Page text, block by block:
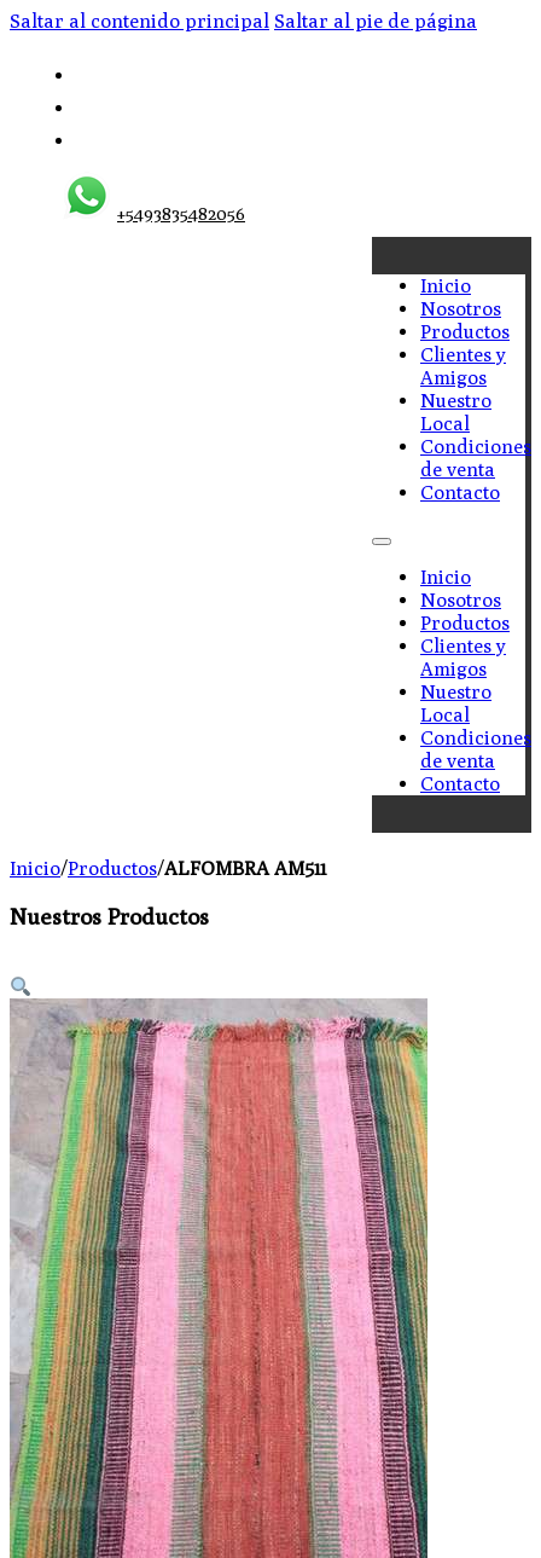
Saltar al contenido principal Saltar al pie de página
+5493835482056
Inicio
Nosotros
Productos
Clientes y
Amigos
Nuestro
Local
Condiciones
de venta
Contacto
Inicio
Nosotros
Productos
Clientes y
Amigos
Nuestro
Local
Condiciones
de venta
Contacto
Inicio/Productos/ALFOMBRA AM511
Nuestros Productos